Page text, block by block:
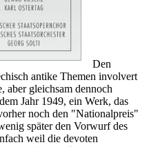
Den
antike Themen involvert
aber gleichsam dennoch
Jahr 1949, ein Werk, das
noch den "Nationalpreis"
später den Vorwurf des
weil die devoten